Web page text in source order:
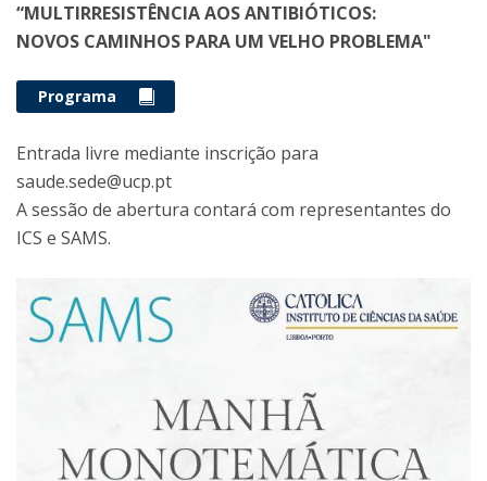
“MULTIRRESISTÊNCIA AOS ANTIBIÓTICOS:
NOVOS CAMINHOS PARA UM VELHO PROBLEMA"
Programa
Entrada livre mediante inscrição para
saude.sede@ucp.pt
A sessão de abertura contará com representantes do
ICS e SAMS.